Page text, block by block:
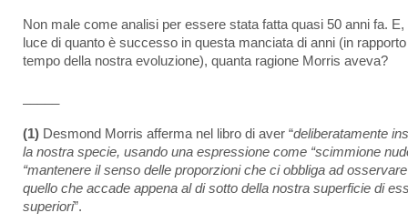
Non male come analisi per essere stata fatta quasi 50 anni fa. E,
luce di quanto è successo in questa manciata di anni (in
tempo della nostra evoluzione), quanta ragione Morris aveva?
(1) Desmond Morris afferma nel libro di aver “deliberatamente
la nostra specie, usando una espressione come “scimmione
“mantenere il senso delle proporzioni che ci obbliga ad osservare
quello che accade appena al di sotto della nostra superficie di
superiori”.